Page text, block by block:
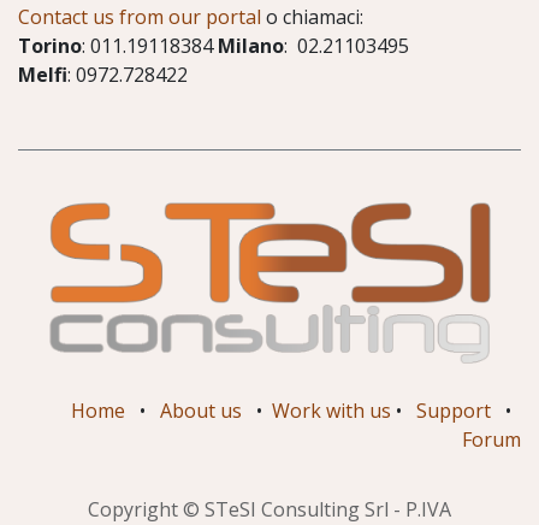
Contact us from our portal o chiamaci:
Torino: 011.19118384Milano: 02.21103495
Melfi: 0972.728422
Home • About us • Work with us • Support •
Forum
Copyright © STeSI Consulting Srl - P.IVA